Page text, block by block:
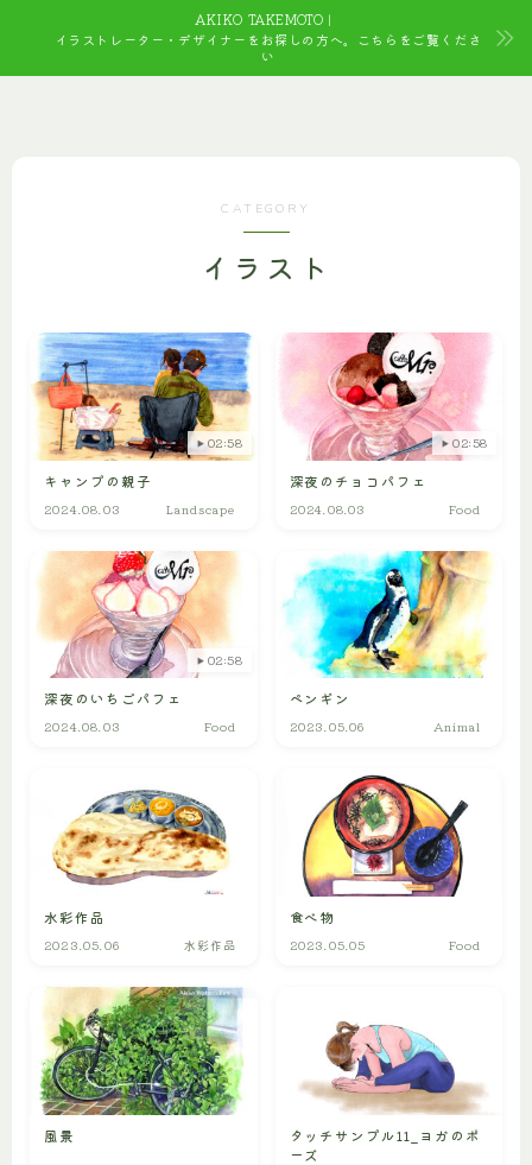
AKIKO TAKEMOTO｜
イラストレーター・デザイナーをお探しの方へ。こちらをご覧くださ
い
CATEGORY
イラスト
02:58
キャンプの親子
2024.08.03 Landscape
02:58
深夜のチョコパフェ
2024.08.03 Food
02:58
深夜のいちごパフェ
2024.08.03 Food
ペンギン
2023.05.06 Animal
水彩作品
2023.05.06 水彩作品
食べ物
2023.05.05 Food
風景
タッチサンプル11_ヨガのポ
ーズ